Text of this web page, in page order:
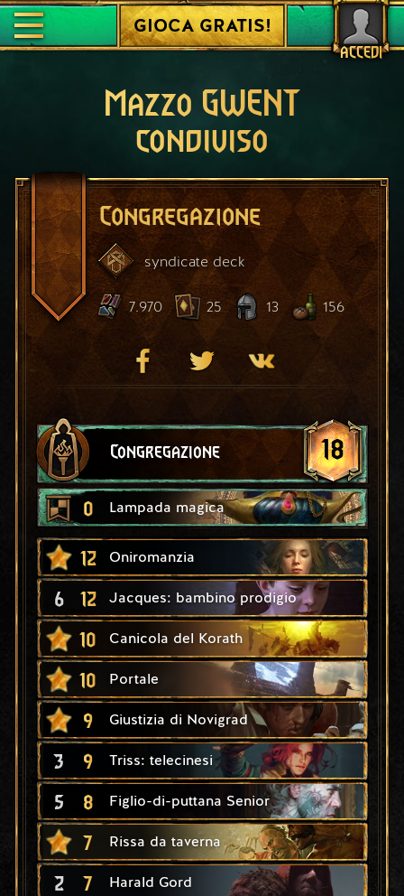
ACCEDI
GIOCA GRATIS!
Mazzo GWENT
condiviso
Congregazione
syndicate deck
7.970 25 13 156
Congregazione 18
0 Lampada magica
12 Oniromanzia
6 12 Jacques: bambino prodigio
10 Canicola del Korath
10 Portale
9 Giustizia di Novigrad
3 9 Triss: telecinesi
5 8 Figlio-di-puttana Senior
7 Rissa da taverna
2 7 Harald Gord